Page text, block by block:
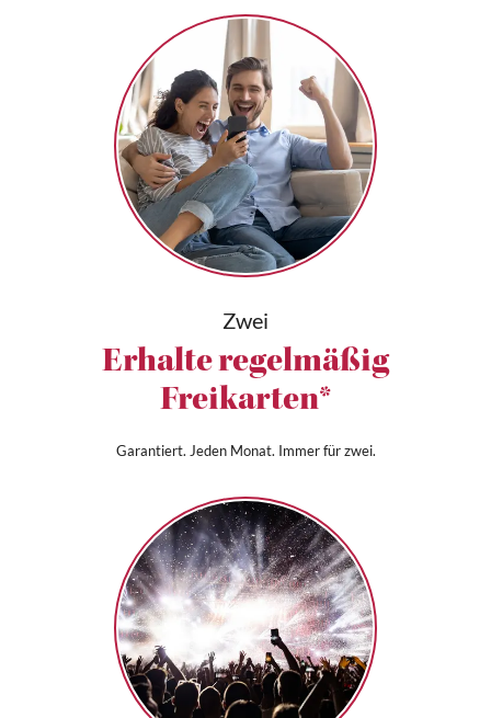
Zwei
Erhalte regelmäßig
Freikarten*
Garantiert. Jeden Monat. Immer für zwei.